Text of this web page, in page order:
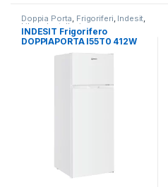
Doppia Porta, Frigoriferi, Indesit,
Libera Installazione
INDESIT Frigorifero
DOPPIAPORTA I55T0 412W